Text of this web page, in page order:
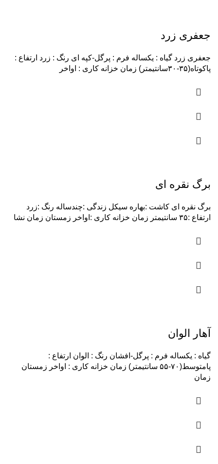
جعفری زرد
جعفری زرد گیاه : یکساله فرم : پرگل-کپه ای رنگ : زرد ارتفاع :
پاکوتاه(۳۵-۳۰سانتیمتر) زمان خزانه کاری : اواخر
برگ نقره ای
برگ نقره ای کاشت :بهاره سیکل زندگی :چندساله رنگ :زرد
ارتفاع :۳۵ سانتیمتر زمان خزانه کاری :اواخر زمستان زمان نشا
آهار الوان
گیاه : یکساله فرم : پرگل-افشان رنگ : الوان ارتفاع :
پامتوسط(۷۰-۵۵ سانتیمتر) زمان خزانه کاری : اواخر زمستان
زمان